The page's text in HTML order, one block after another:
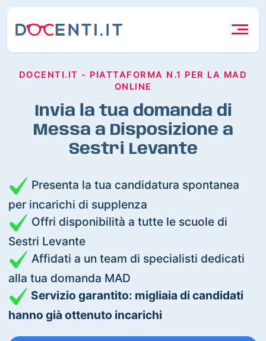
DOCENTI.IT - PIATTAFORMA N.1 PER LA MAD
ONLINE
Invia la tua domanda di
Messa a Disposizione a
Sestri Levante
Presenta la tua candidatura spontanea
per incarichi di supplenza
Offri disponibilità a tutte le scuole di
Sestri Levante
Affidati a un team di specialisti dedicati
alla tua domanda MAD
Servizio garantito: migliaia di candidati
hanno già ottenuto incarichi